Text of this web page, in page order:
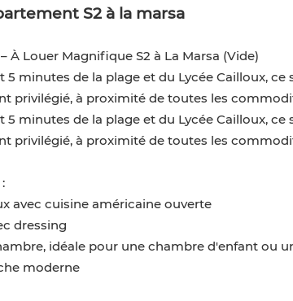
S2 à la marsa
– À Louer Magnifique S2 à La Marsa (Vide)
5 minutes de la plage et du Lycée Cailloux,
privilégié, à proximité de toutes les
5 minutes de la plage et du Lycée Cailloux,
privilégié, à proximité de toutes les
avec cuisine américaine ouverte
dressing
idéale pour une chambre d'enfant ou
moderne